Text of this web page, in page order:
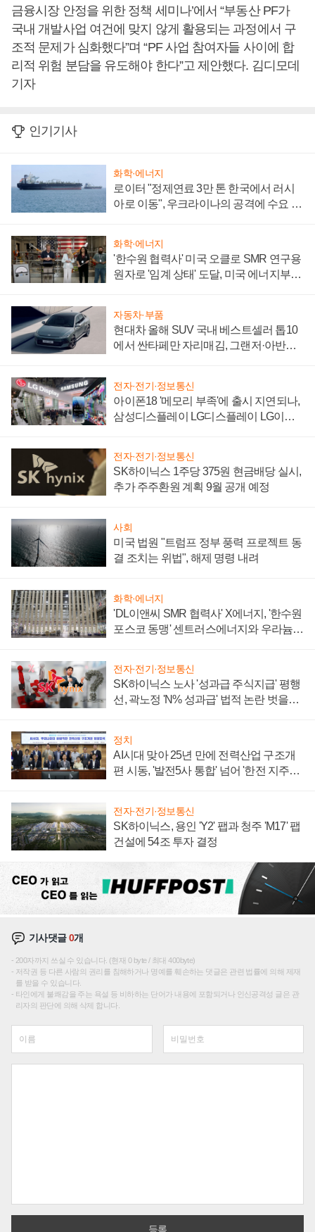
금융시장 안정을 위한 정책 세미나’에서 “부동산 PF가
국내 개발사업 여건에 맞지 않게 활용되는 과정에서 구
조적 문제가 심화했다”며 “PF 사업 참여자들 사이에 합
리적 위험 분담을 유도해야 한다”고 제안했다. 김디모데
기자
인기기사
화학·에너지
로이터 "정제연료 3만 톤 한국에서 러시
아로 이동", 우크라이나의 공격에 수요 늘
화학·에너지
'한수원 협력사' 미국 오클로 SMR 연구용
원자로 '임계 상태' 도달, 미국 에너지부
자동차·부품
현대차 올해 SUV 국내 베스트셀러 톱10
에서 싼타페만 자리매김, 그랜저·아반떼
전자·전기·정보통신
아이폰18 '메모리 부족'에 출시 지연되나,
삼성디스플레이 LG디스플레이 LG이노
전자·전기·정보통신
SK하이닉스 1주당 375원 현금배당 실시,
추가 주주환원 계획 9월 공개 예정
사회
미국 법원 "트럼프 정부 풍력 프로젝트 동
결 조치는 위법", 해제 명령 내려
화학·에너지
'DL이앤씨 SMR 협력사' X에너지, '한수원
포스코 동맹' 센트러스에너지와 우라늄
전자·전기·정보통신
SK하이닉스 노사 '성과급 주식지급' 평행
선, 곽노정 'N% 성과급' 법적 논란 벗을지
정치
AI시대 맞아 25년 만에 전력산업 구조개
편 시동, '발전5사 통합' 넘어 '한전 지주사'
전자·전기·정보통신
SK하이닉스, 용인 'Y2' 팹과 청주 'M17' 팹
건설에 54조 투자 결정
기사댓글0개
200자까지 쓰실 수 있습니다. (현재 0 byte / 최대 400byte)
저작권 등 다른 사람의 권리를 침해하거나 명예를 훼손하는 댓글은 관련 법률에 의해 제재
를 받을 수 있습니다.
타인에게 불쾌감을 주는 욕설 등 비하하는 단어가 내용에 포함되거나 인신공격성 글은 관
리자의 판단에 의해 삭제 합니다.